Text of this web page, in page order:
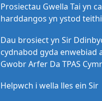
Prosiectau Gwella Tai yn
harddangos yn ystod
Dau brosiect yn Sir
cydnabod gyda enwebiad
Gwobr Arfer Da TPAS
Helpwch i wella lles ein Sir